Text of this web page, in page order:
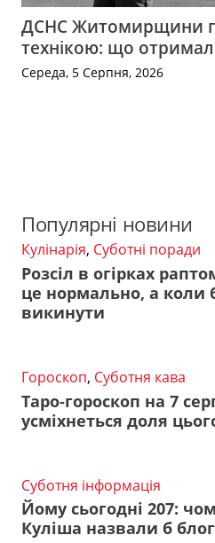
ДСНС Житомирщини
технікою: що
Середа, 5 Серпня, 2026
Популярні новини
Кулінарія, Суботні поради
Розсіл в огірках
це нормально, а коли
викинути
Гороскоп, Суботня кава
Таро-гороскоп на 7
усміхнеться доля
Суботня інформація
Йому сьогодні 207:
Куліша назвали б